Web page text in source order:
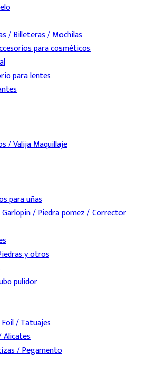
/ Billeteras / Mochilas
para cosméticos
para lentes
/ Valija Maquillaje
para uñas
Garlopin / Piedra pomez / Corrector
y otros
pulidor
/ Tatuajes
/ Pegamento